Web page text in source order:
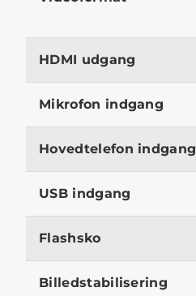
HDMI udgang
Mikrofon indgang
Hovedtelefon indgang
USB indgang
Flashsko
Billedstabilisering